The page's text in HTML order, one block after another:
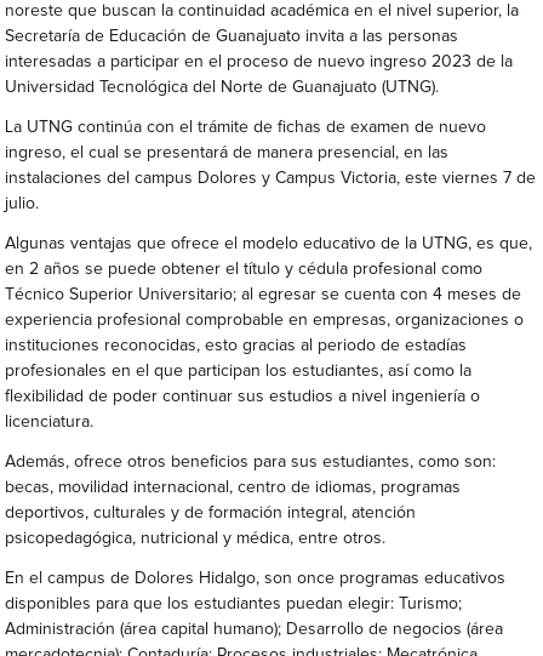
noreste que buscan la continuidad académica en el nivel superior, la
Secretaría de Educación de Guanajuato invita a las personas
interesadas a participar en el proceso de nuevo ingreso 2023 de la
Universidad Tecnológica del Norte de Guanajuato (UTNG).
La UTNG continúa con el trámite de fichas de examen de nuevo
ingreso, el cual se presentará de manera presencial, en las
instalaciones del campus Dolores y Campus Victoria, este viernes 7 de
julio.
Algunas ventajas que ofrece el modelo educativo de la UTNG, es que,
en 2 años se puede obtener el título y cédula profesional como
Técnico Superior Universitario; al egresar se cuenta con 4 meses de
experiencia profesional comprobable en empresas, organizaciones o
instituciones reconocidas, esto gracias al periodo de estadías
profesionales en el que participan los estudiantes, así como la
flexibilidad de poder continuar sus estudios a nivel ingeniería o
licenciatura.
Además, ofrece otros beneficios para sus estudiantes, como son:
becas, movilidad internacional, centro de idiomas, programas
deportivos, culturales y de formación integral, atención
psicopedagógica, nutricional y médica, entre otros.
En el campus de Dolores Hidalgo, son once programas educativos
disponibles para que los estudiantes puedan elegir: Turismo;
Administración (área capital humano); Desarrollo de negocios (área